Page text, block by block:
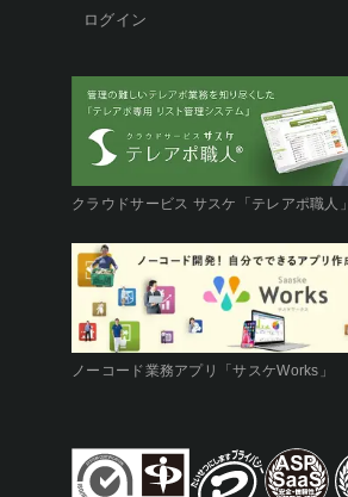
クラウドサービス サスケ「テレアポ職人」
ノーコード業務アプリ「サスケWorks」
ログイン